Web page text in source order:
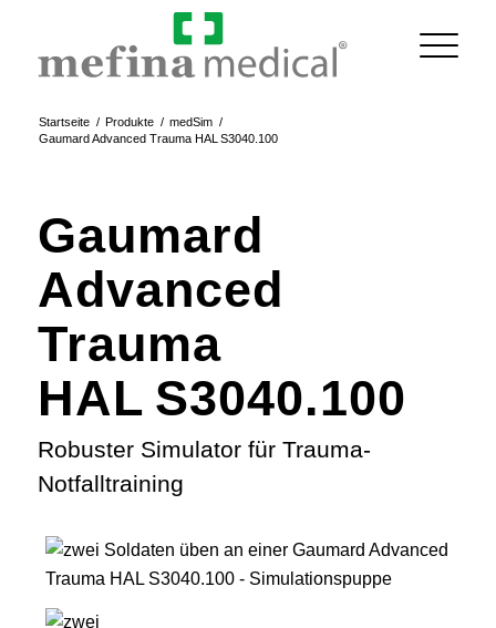
Startseite / Produkte / medSim /
Gaumard Advanced Trauma HAL S3040.100
Gaumard
Advanced
Trauma
HAL S3040.100
Robuster Simulator für Trauma-
Notfalltraining